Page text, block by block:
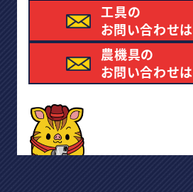
工具の
お問い合わせは
農機具の
お問い合わせは